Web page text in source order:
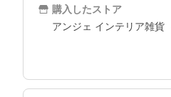
購入したストア
アンジェ インテリア雑貨